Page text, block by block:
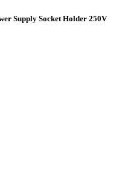
Supply Socket Holder 250V